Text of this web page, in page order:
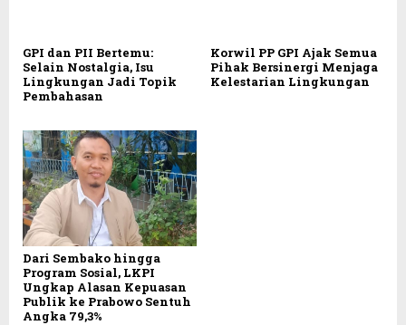
GPI dan PII Bertemu:
Selain Nostalgia, Isu
Lingkungan Jadi Topik
Pembahasan
Korwil PP GPI Ajak Semua
Pihak Bersinergi Menjaga
Kelestarian Lingkungan
Dari Sembako hingga
Program Sosial, LKPI
Ungkap Alasan Kepuasan
Publik ke Prabowo Sentuh
Angka 79,3%